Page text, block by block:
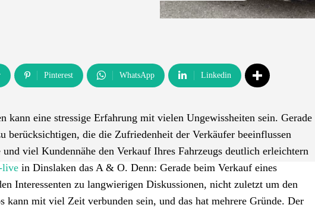
Pinterest WhatsApp Linkedin
kann eine stressige Erfahrung mit vielen Ungewissheiten sein. Gerade
berücksichtigen, die die Zufriedenheit der Verkäufer beeinflussen
viel Kundennähe den Verkauf Ihres Fahrzeugs deutlich erleichtern
live in Dinslaken das A & O. Denn: Gerade beim Verkauf eines
Interessenten zu langwierigen Diskussionen, nicht zuletzt um den
kann mit viel Zeit verbunden sein, und das hat mehrere Gründe. Der